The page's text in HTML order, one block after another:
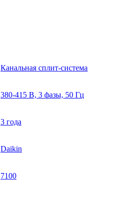
Канальная сплит-система
380-415 В, 3 фазы, 50 Гц
3 года
Daikin
7100